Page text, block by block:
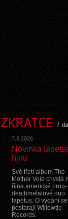
/
7.8.2026
Novinka
říjnu
Své třetí album The
Mother Void chystá
října americké prog-
deathmetalové duo
Iapetus. O vydání se
postarají Willowtip
Records.